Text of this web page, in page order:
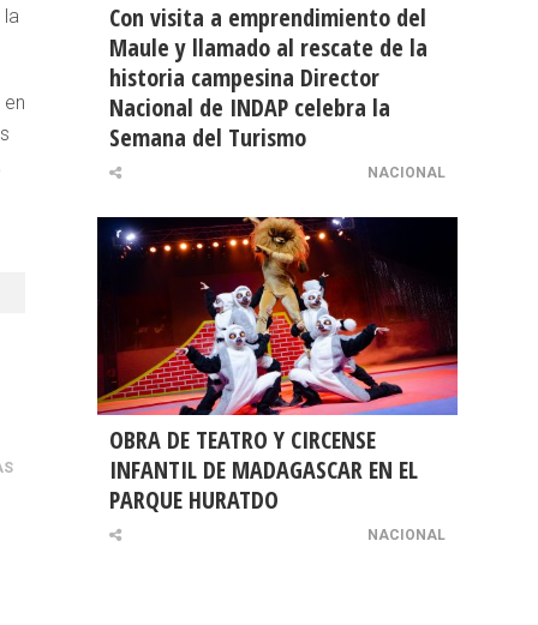
Con visita a emprendimiento del
Maule y llamado al rescate de la
historia campesina Director
Nacional de INDAP celebra la
Semana del Turismo
NACIONAL
OBRA DE TEATRO Y CIRCENSE
INFANTIL DE MADAGASCAR EN EL
PARQUE HURATDO
NACIONAL